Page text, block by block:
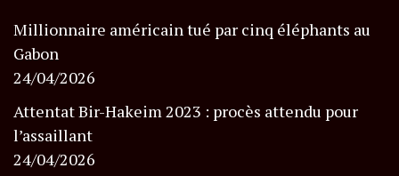
Millionnaire américain tué par cinq éléphants au
Gabon
24/04/2026
Attentat Bir-Hakeim 2023 : procès attendu pour
l’assaillant
24/04/2026